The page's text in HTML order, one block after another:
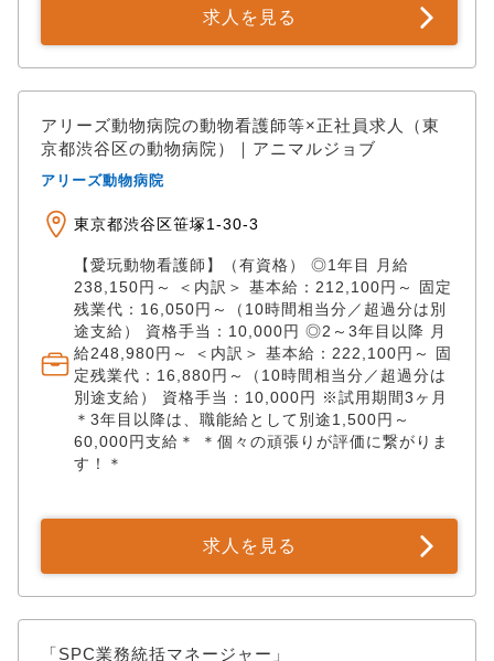
き添い看護下での高度なICU管理。 ◎二次診療（日
中）： 紹介症例に対する即日の画像診断（MRI・CT
等）、各種専門検査、それに基づく最適な治療計画の
立案。 ◎夜間救急診療： 夜間に来院する急性期・超急
性期疾患のトリアージ、緊急処置。 ◎緊急手術の実
施： 診断後、一刻を争うと判断された場合の即日・緊
急外科手術の執刀、またはサポート。 ライフメイト動
物救急センター練馬は、 4施設の中でも特に救急対応の
割合が高く、紹介症例を含めて多くの急患を受け入れ
ています。 また、脳神経外科に強みのある外科体制を
整えています。 手術用顕微鏡を導入し、高い精度が求
められる脳神経外科手術にも対応しています。 ※各専
門領域に特化した獣医師や専門医・認定医がグループ
内に多数在籍しているため、 難治症例に対してもチー
ムでディスカッションしながらベストな選択肢を導き
出せる環境です。 （対象動物） 犬 、猫 【アピールポ
イント】 ✅「地域のICU病棟」だからこそ経験でき
る、圧倒的な症例の質とスピード感 当センターは、診
断・治療が困難な症例や、緊急処置が必要な命が集ま
る場所です。 日中の紹介外来から夜間の救急対応、そ
例に日常的に向き合います。 臨床医として、圧倒的な
スピードで「診断力」「決断力」「外科技術」を磨く
患者のすぐそばに常に看護スタッフが付き添っている
求人を見る
アリーズ動物病院の動物看護師等×正社員求人（東
京都渋谷区の動物病院）｜アニマルジョブ
アリーズ動物病院
東京都渋谷区笹塚1-30-3
【愛玩動物看護師】（有資格） ◎1年目 月給
238,150円～ ＜内訳＞ 基本給：212,100円～ 固定
残業代：16,050円～（10時間相当分／超過分は別
途支給） 資格手当：10,000円 ◎2～3年目以降 月
給248,980円～ ＜内訳＞ 基本給：222,100円～ 固
定残業代：16,880円～（10時間相当分／超過分は
別途支給） 資格手当：10,000円 ※試用期間3ヶ月
＊3年目以降は、職能給として別途1,500円～
60,000円支給＊ ＊個々の頑張りが評価に繋がりま
す！＊
求人を見る
「SPC業務統括マネージャー」